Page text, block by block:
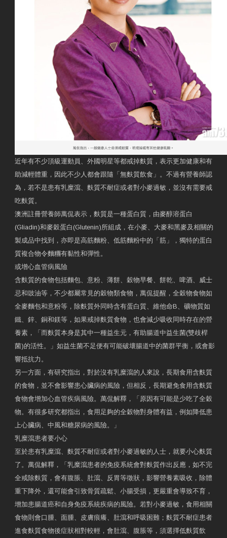
近年有不少頂級運動員、外國明星等都戒掉麩質，表示更加健康和有
助減輕體重，因此不少人都會跟隨「無麩質飲食」。不過有營養師認
為，若不是患有乳糜瀉、麩質不耐症或者對小麥過敏，並沒有需要戒
吃麩質。
澳洲註冊營養師萬侃表示，麩質是一種蛋白質，由麥醇溶蛋白
(Gliadin)和麥穀蛋白(Glutenin)所組成，在小麥、大麥和黑麥及相關的
製成品中找到，亦即是高筋麵粉、低筋麵粉中的「筋」，獨特的蛋白
質複合物令麵糰有黏性和彈性。
或增心血管病風險
含麩質的食物包括麵包、意粉、薄餅、穀物早餐、餅乾、啤酒、威士
忌和豉油等，不少都屬常見的穀物類食物，萬侃提醒，全穀物食物如
全麥麵包和意粉等，除麩質外同時含有蛋白質、維他命B、礦物質如
鐵、鋅、銅和鎂等，如果戒掉麩質食物，也會減少吸收同時存在的營
養素，「而麩質本身是其中一種益生元，有助腸道中益生菌(雙歧桿
菌)的活性。」如益生菌不足便有可能破壞腸道中的菌群平衡，或會影
響抵抗力。
另一方面，有研究指出，對於沒有乳糜瀉的人來說，長期食用含麩質
的食物，並不會影響患心臟病的風險，但相反，長期避免食用含麩質
食物會增加心血管疾病風險。萬侃解釋，「原因有可能是少吃了全穀
物。有很多研究都指出，食用足夠的全穀物對身體有益，例如降低患
上心臟病、中風和糖尿病的風險。」
乳糜瀉患者要小心
至於患有乳糜瀉、麩質不耐症或者對小麥過敏的人士，就要小心麩質
了。萬侃解釋，「乳糜瀉患者的免疫系統會對麩質作出反應，如不完
全戒除麩質，會有腹脹、肚瀉、反胃等徵狀，影響營養素吸收，除體
重下降外，還可能會引致骨質疏鬆、小腸受損，更嚴重會導致不育，
增加患腸道癌和自身免疫系統疾病的風險。若對小麥過敏，食用相關
食物則會口腫、面腫、皮膚痕癢、肚瀉和呼吸困難；麩質不耐症患者
進食麩質食物後症狀相對較輕，會肚瀉、腹脹等，須選擇低麩質飲